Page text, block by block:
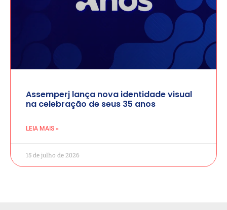
Assemperj lança nova identidade visual
na celebração de seus 35 anos
LEIA MAIS »
15 de julho de 2026